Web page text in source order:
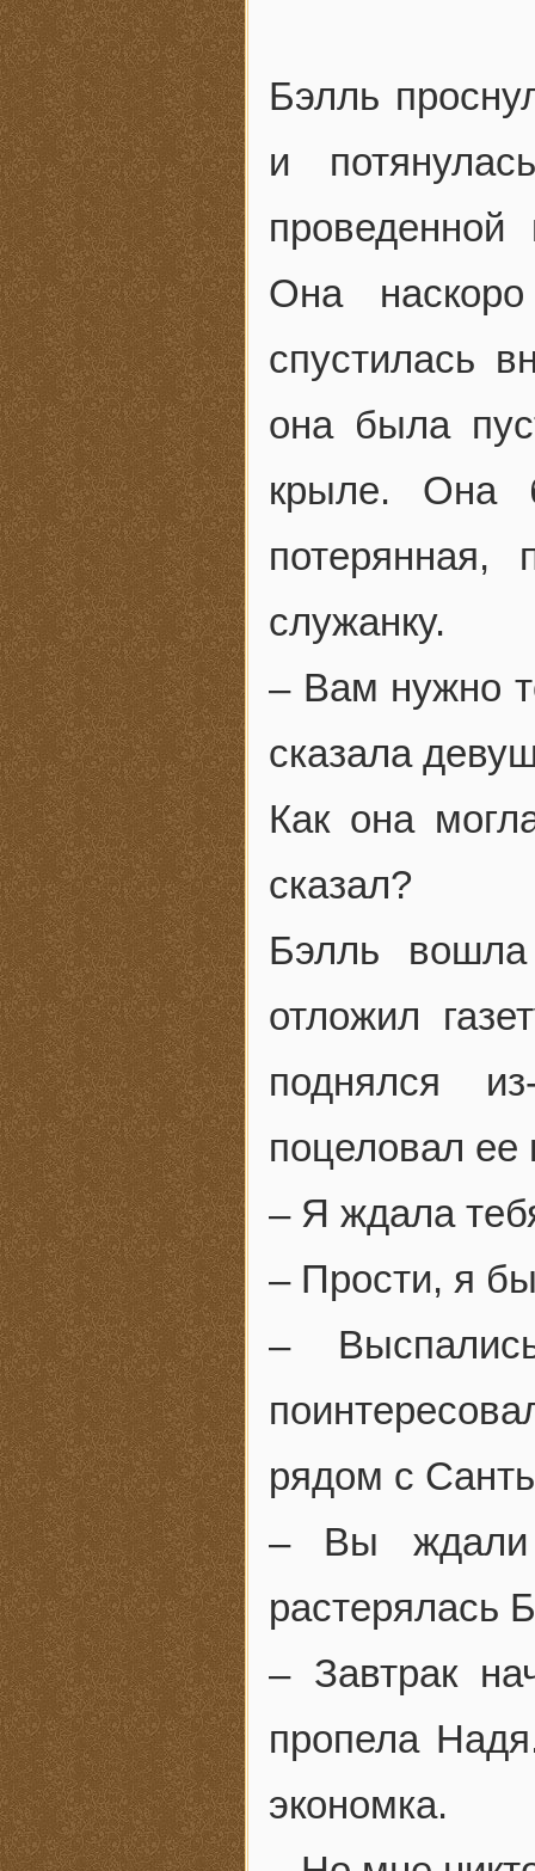
Бэлль
и
Она
спустилась
она была
крыле. Она
потерянная,
служанку.
– Вам нужно
сказала
Как она
сказал?
Бэлль
отложил
поднялся
поцеловал ее
– Я ждала
– Прости, я
–
рядом с
– Вы ждали
растерялась
– Завтрак
пропела
экономка.